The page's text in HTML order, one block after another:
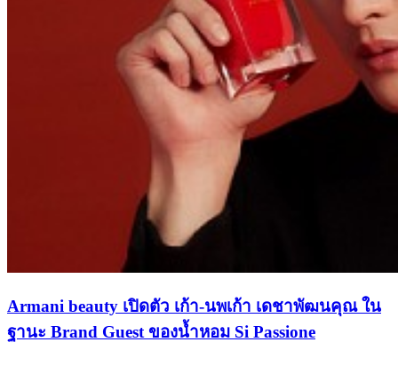
Armani beauty เปิดตัว เก้า-นพเก้า เดชาพัฒนคุณ ใน
ฐานะ Brand Guest ของน้ำหอม Si Passione